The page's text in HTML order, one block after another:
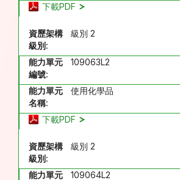
下載PDF
資歷架構
級別:
級別 2
能力單元
編號:
109063L2
能力單元
名稱:
使用化學品
下載PDF
資歷架構
級別:
級別 2
能力單元 109064L2